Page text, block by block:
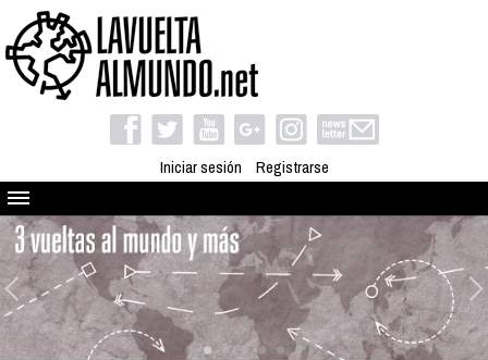
Iniciar sesión Registrarse
Quienes somos
El proyecto
Blog
Viaja con nosotros